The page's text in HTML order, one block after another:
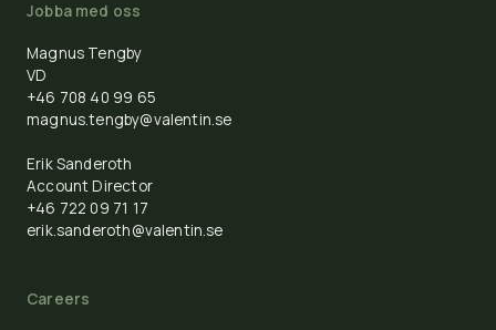
Jobba med oss
Magnus Tengby
VD
+46 708 40 99 65
magnus.tengby@valentin.se
Erik Sanderoth
Account Director
+46 722 09 71 17
erik.sanderoth@valentin.se
Careers